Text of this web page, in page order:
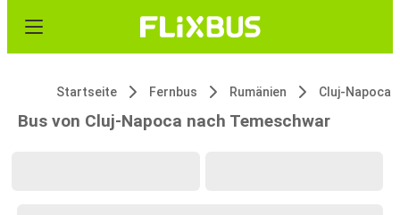
Startseite Fernbus Rumänien Cluj-Napoca
Bus von Cluj-Napoca nach Temeschwar